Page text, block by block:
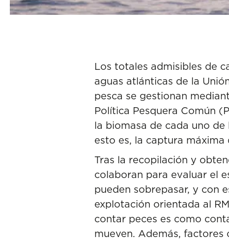
Los totales admisibles de
aguas atlánticas de la
pesca se gestionan
Política Pesquera Común
la biomasa de cada uno
esto es, la captura
Tras la recopilación y
colaboran para evaluar el
pueden sobrepasar, y con
explotación orientada al
contar peces es como
mueven. Además,